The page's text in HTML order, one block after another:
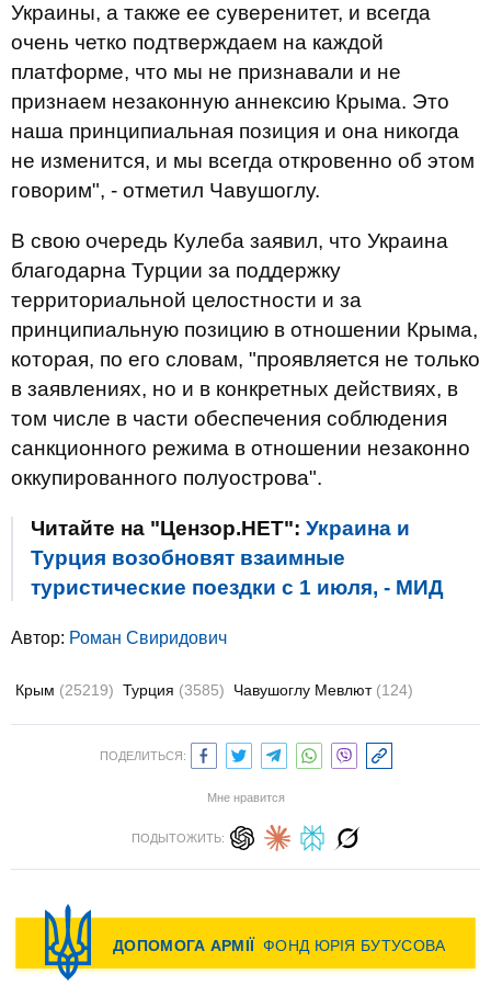
Украины, а также ее суверенитет, и всегда
очень четко подтверждаем на каждой
платформе, что мы не признавали и не
признаем незаконную аннексию Крыма. Это
наша принципиальная позиция и она никогда
не изменится, и мы всегда откровенно об этом
говорим", - отметил Чавушоглу.
В свою очередь Кулеба заявил, что Украина
благодарна Турции за поддержку
территориальной целостности и за
принципиальную позицию в отношении Крыма,
которая, по его словам, "проявляется не только
в заявлениях, но и в конкретных действиях, в
том числе в части обеспечения соблюдения
санкционного режима в отношении незаконно
оккупированного полуострова".
Читайте на "Цензор.НЕТ": Украина и
Турция возобновят взаимные
туристические поездки с 1 июля, - МИД
Автор: Роман Свиридович
Крым (25219) Турция (3585) Чавушоглу Мевлют (124)
ПОДЕЛИТЬСЯ:
Мне нравится
ПОДЫТОЖИТЬ: